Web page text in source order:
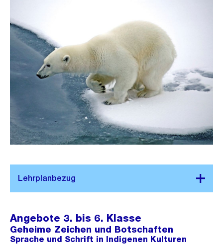
Angebote 3. bis 6. Klasse
Geheime Zeichen und Botschaften
Sprache und Schrift in Indigenen Kulturen